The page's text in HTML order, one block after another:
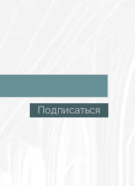
Подписаться